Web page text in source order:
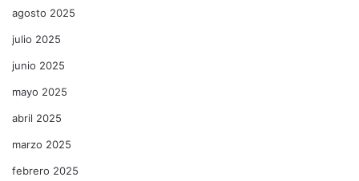
agosto 2025
julio 2025
junio 2025
mayo 2025
abril 2025
marzo 2025
febrero 2025